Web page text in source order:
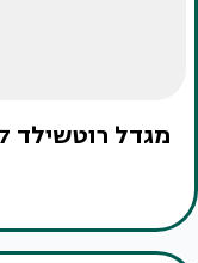
מגדל רוטשילד 17 - מגדל ירוק